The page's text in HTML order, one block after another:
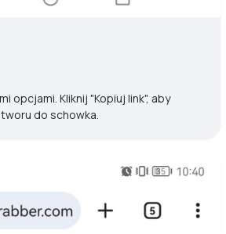
opcjami. Kliknij "Kopiuj link", aby
do schowka.